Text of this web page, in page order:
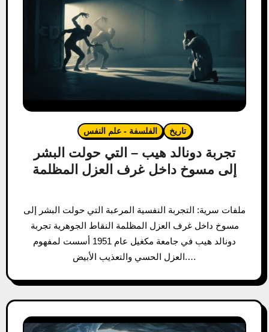
الفلسفة - علم النفس تاريخ
تجربة دونالد هيب – التي حولت البشر
إلى مسوخ داخل غرف العزل المظلمة
ملفات سرية: التجربة النفسية المرعبة التي حولت البشر إلى
مسوخ داخل غرف العزل المظلمة النقاط الجوهرية تجربة
دونالد هيب في جامعة مكغيل عام 1951 أسست لمفهوم
العزل الحسي والتعذيب الأبيض.…